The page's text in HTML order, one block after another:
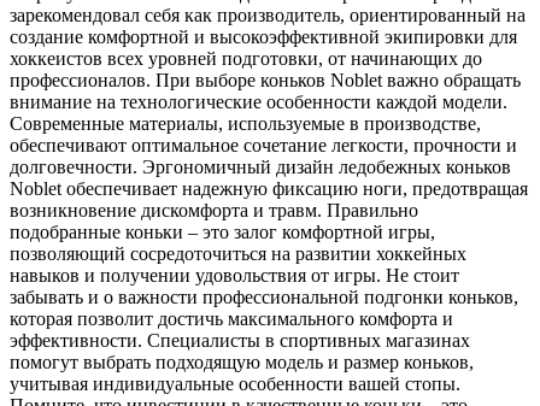
зарекомендовал себя как производитель, ориентированный на
создание комфортной и высокоэффективной экипировки для
хоккеистов всех уровней подготовки, от начинающих до
профессионалов. При выборе коньков Noblet важно обращать
внимание на технологические особенности каждой модели.
Современные материалы, используемые в производстве,
обеспечивают оптимальное сочетание легкости, прочности и
долговечности. Эргономичный дизайн ледобежных коньков
Noblet обеспечивает надежную фиксацию ноги, предотвращая
возникновение дискомфорта и травм. Правильно
подобранные коньки – это залог комфортной игры,
позволяющий сосредоточиться на развитии хоккейных
навыков и получении удовольствия от игры. Не стоит
забывать и о важности профессиональной подгонки коньков,
которая позволит достичь максимального комфорта и
эффективности. Специалисты в спортивных магазинах
помогут выбрать подходящую модель и размер коньков,
учитывая индивидуальные особенности вашей стопы.